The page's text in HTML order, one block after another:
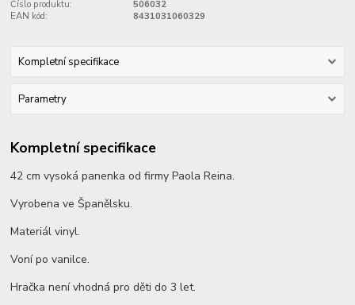
Číslo produktu:
506032
EAN kód:
8431031060329
Kompletní specifikace
Parametry
Kompletní specifikace
42 cm vysoká panenka od firmy Paola Reina.
Vyrobena ve Španělsku.
Materiál vinyl.
Voní po vanilce.
Hračka není vhodná pro děti do 3 let.